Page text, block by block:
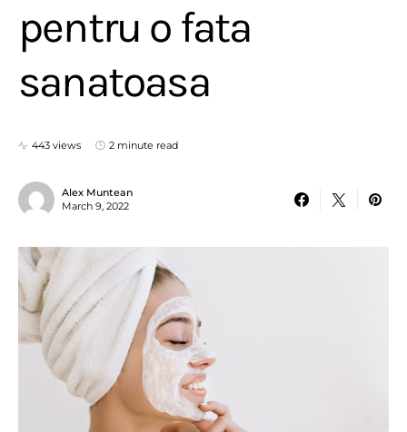
pentru o fata
sanatoasa
443 views 2 minute read
Alex Muntean
March 9, 2022